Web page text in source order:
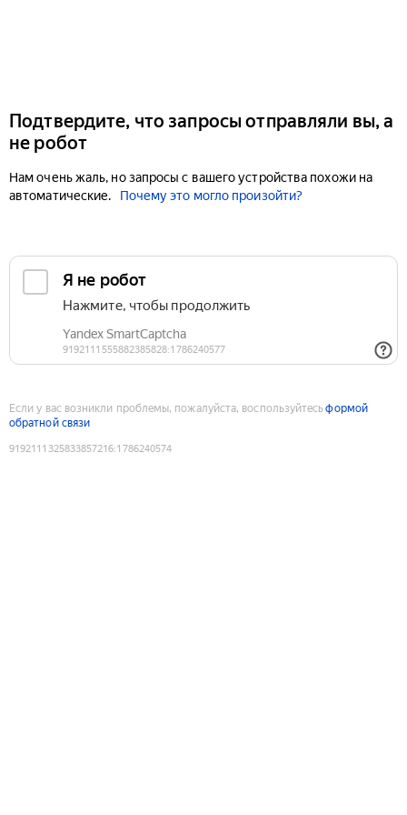
Подтвердите, что запросы отправляли вы, а
не робот
Нам очень жаль, но запросы с вашего устройства похожи на
автоматические.
Почему это могло произойти?
Если у вас возникли проблемы, пожалуйста, воспользуйтесьформой
обратной связи
9192111325833857216:1786240574